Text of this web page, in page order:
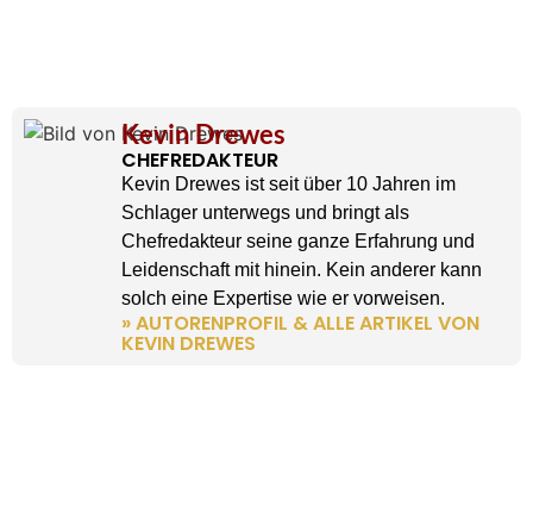
Kevin Drewes
CHEFREDAKTEUR
Kevin Drewes ist seit über 10 Jahren im
Schlager unterwegs und bringt als
Chefredakteur seine ganze Erfahrung und
Leidenschaft mit hinein. Kein anderer kann
solch eine Expertise wie er vorweisen.
» AUTORENPROFIL & ALLE ARTIKEL VON
KEVIN DREWES